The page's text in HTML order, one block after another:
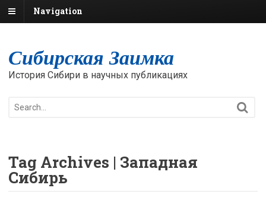
Navigation
Сибирская Заимка
История Сибири в научных публикациях
Tag Archives | Западная
Сибирь